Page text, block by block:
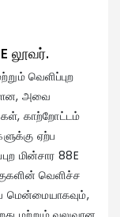
லூவர்.
வெளிப்புற
அவை
காற்றோட்டம்
ஏற்ப
மின்சார 88E
வெளிச்ச
மென்மையாகவும்,